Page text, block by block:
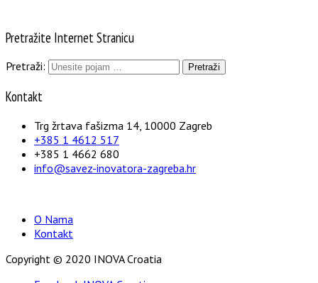
Pretražite Internet Stranicu
Pretraži:
Kontakt
Trg žrtava fašizma 14, 10000 Zagreb
+385 1 4612 517
+385 1 4662 680
info@savez-inovatora-zagreba.hr
O Nama
Kontakt
Copyright © 2020 INOVA Croatia